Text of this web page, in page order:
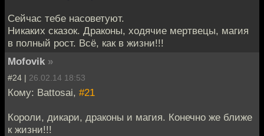
Сейчас тебе насоветуют.
Никаких сказок. Драконы, ходячие мертвецы, магия
в полный рост. Всё, как в жизни!!!
Mofovik »
#24 | 26.02.14 18:53
Кому: Battosai, #21
Короли, дикари, драконы и магия. Конечно же ближе
к жизни!!!